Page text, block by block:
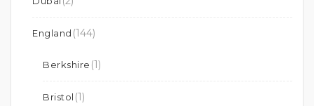
England (144)
Berkshire (1)
Bristol (1)